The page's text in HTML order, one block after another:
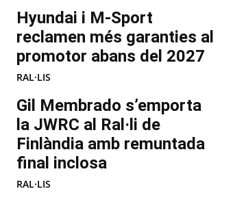
Hyundai i M-Sport
reclamen més garanties al
promotor abans del 2027
RAL·LIS
Gil Membrado s’emporta
la JWRC al Ral·li de
Finlàndia amb remuntada
final inclosa
RAL·LIS